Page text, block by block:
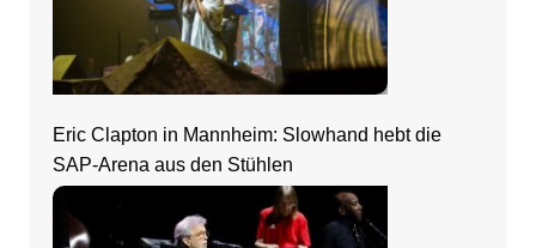
Eric Clapton in Mannheim: Slowhand hebt die
SAP-Arena aus den Stühlen